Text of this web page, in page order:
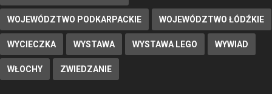
WOJEWÓDZTWO PODKARPACKIE WOJEWÓDZTWO ŁÓDŹKIE
WYCIECZKA WYSTAWA WYSTAWA LEGO WYWIAD
WŁOCHY ZWIEDZANIE